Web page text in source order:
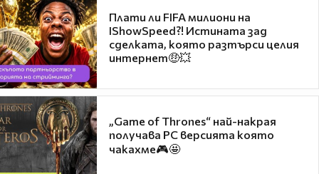
Плати ли FIFA милиони на
IShowSpeed?! Истината зад
сделката, която разтърси целия
интернет🤑💥
„Game of Thrones“ най-накрая
получава PC версията която
чакахме🎮🤩